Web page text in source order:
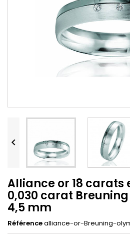

Alliance or 18
0,030 carat
4,5 mm
Référencealliance-or-Breuning-